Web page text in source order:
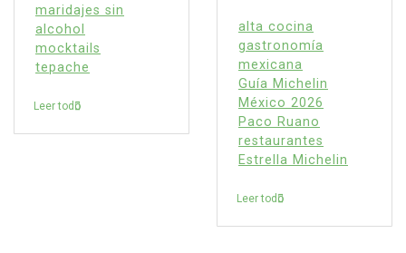
maridajes sin
alcohol
mocktails
tepache
Leer todo
alta cocina
gastronomía
mexicana
Guía Michelin
México 2026
Paco Ruano
restaurantes
Estrella Michelin
Leer todo